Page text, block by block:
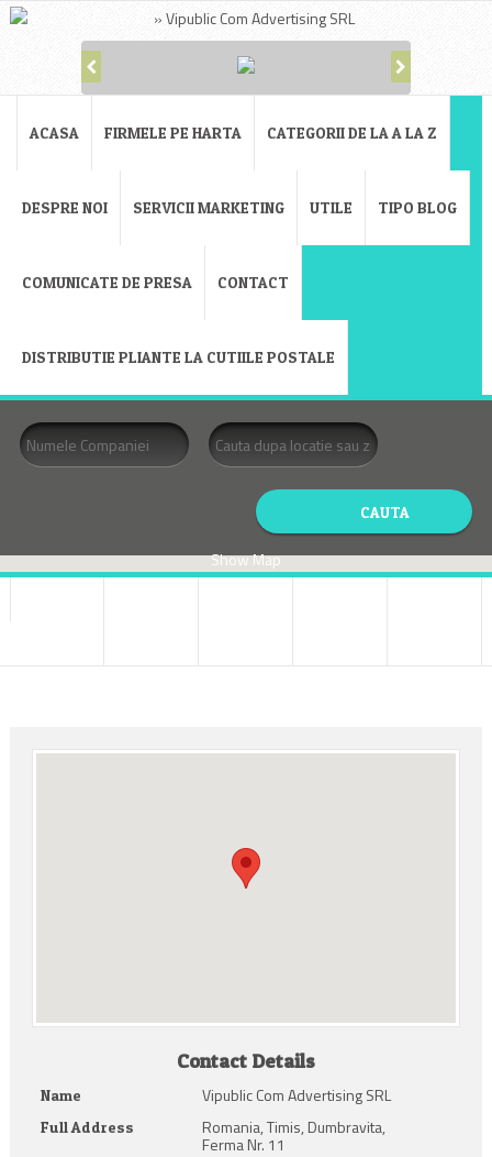
ACASA FIRMELE PE HARTA CATEGORII DE LA A LA Z
DESPRE NOI SERVICII MARKETING UTILE TIPO BLOG
COMUNICATE DE PRESA CONTACT
DISTRIBUTIE PLIANTE LA CUTIILE POSTALE
Show Map
Contact Details
Name Vipublic Com Advertising SRL
Full Address Romania, Timis, Dumbravita,
Ferma Nr. 11